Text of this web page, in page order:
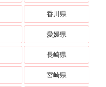
香川県
愛媛県
長崎県
宮崎県